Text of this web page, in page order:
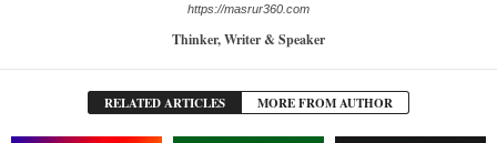
https://masrur360.com
Thinker, Writer & Speaker
RELATED ARTICLES MORE FROM AUTHOR